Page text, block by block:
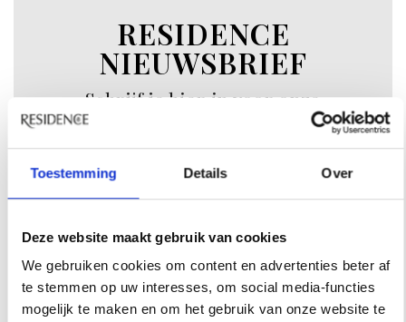
Toestemming Details Over
Deze website maakt gebruik van cookies
We gebruiken cookies om content en advertenties beter af
te stemmen op uw interesses, om social media-functies
mogelijk te maken en om het gebruik van onze website te
RESIDENCE
NIEUWSBRIEF
Schrijf je hier in voor onze
INSCHRIJVEN